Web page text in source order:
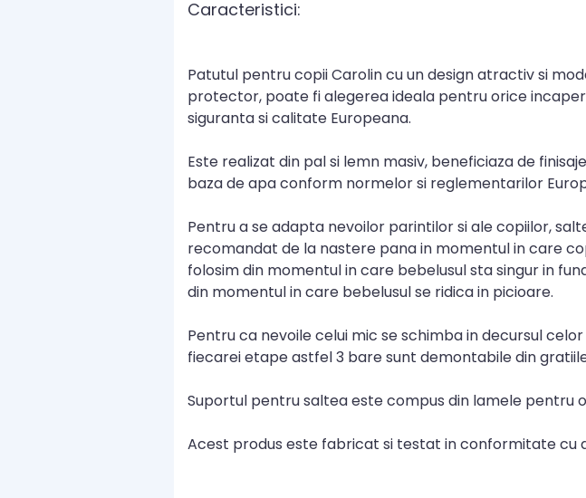
Caracteristici:
Patutul pentru copii Carolin cu un design atractiv si
protector, poate fi alegerea ideala pentru orice
siguranta si calitate Europeana.
Este realizat din pal si lemn masiv, beneficiaza de
baza de apa conform normelor si reglementarilor
Pentru a se adapta nevoilor parintilor si ale copiilor,
recomandat de la nastere pana in momentul in care
folosim din momentul in care bebelusul sta singur in
din momentul in care bebelusul se ridica in picioare.
Pentru ca nevoile celui mic se schimba in decursul
fiecarei etape astfel 3 bare sunt demontabile din
Suportul pentru saltea este compus din lamele pentru
Acest produs este fabricat si testat in conformitate cu